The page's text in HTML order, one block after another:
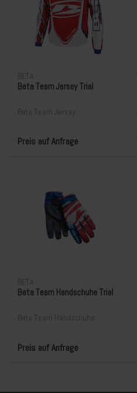
BETA
Beta Team Jersey Trial
Beta Team Jersey
Preis auf Anfrage
BETA
Beta Team Handschuhe Trial
Beta Team Handschuhe
Preis auf Anfrage